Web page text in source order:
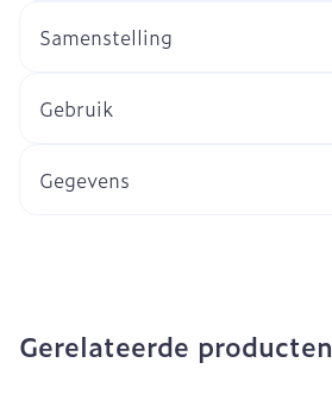
Samenstelling
Gebruik
Gegevens
Gerelateerde producten